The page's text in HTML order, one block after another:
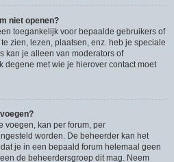
niet openen?
toegankelijk voor bepaalde gebruikers of
zien, lezen, plaatsen, enz. heb je speciale
kan je alleen van moderators of
degene met wie je hierover contact moet
voegen, kan per forum, per
worden. De beheerder kan het
je in een bepaald forum helemaal geen
de beheerdersgroep dit mag. Neem